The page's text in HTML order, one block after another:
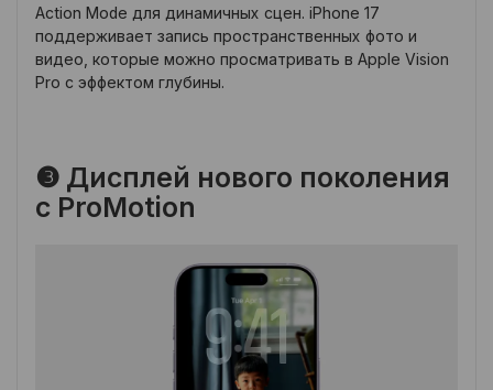
Action Mode для динамичных сцен. iPhone 17
поддерживает запись пространственных фото и
видео, которые можно просматривать в Apple Vision
Pro с эффектом глубины.
❸ Дисплей нового поколения
с ProMotion